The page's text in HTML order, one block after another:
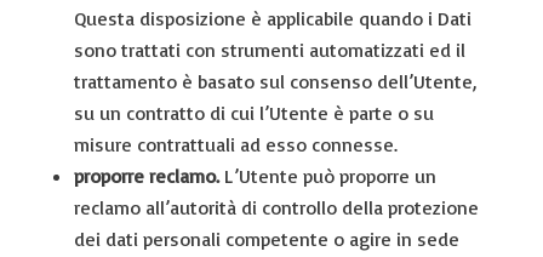
Questa disposizione è applicabile quando i Dati
sono trattati con strumenti automatizzati ed il
trattamento è basato sul consenso dell’Utente,
su un contratto di cui l’Utente è parte o su
misure contrattuali ad esso connesse.
proporre reclamo.L’Utente può proporre un
reclamo all’autorità di controllo della protezione
dei dati personali competente o agire in sede